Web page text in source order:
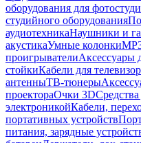
оборудования для
студийного оборудования
аудиотехникаНаушники и
акустикаУмные колонки
проигрывателиАксессуары
стойкиКабели для
антенныТВ-тюнеры
проектораОчки 3DСредства
электроникойКабели,
портативных устройств
питания, зарядные